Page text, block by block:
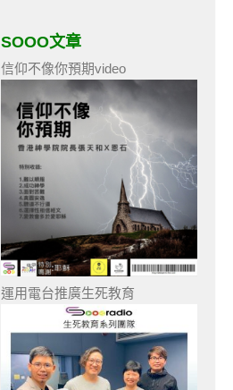
SOOO文章
信仰不像你預期video
運用電台推廣生死教育